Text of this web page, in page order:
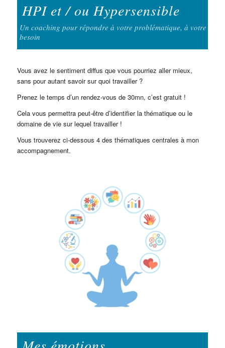
HPI et / ou Hypersensible
Un coaching pour répondre à votre problématique, à votre
besoin
Vous avez le sentiment diffus que vous pourriez aller mieux,
sans pour autant savoir sur quoi travailler ?
Prenez le temps d’un rendez-vous de 30mn, c’est gratuit !
Cela vous permettra peut-être d’identifier la thématique ou le
domaine de vie sur lequel travailler !
Vous trouverez ci-dessous 4 des thématiques centrales à mon
accompagnement.